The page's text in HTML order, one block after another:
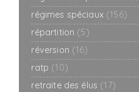
régimes spéciaux (156)
répartition (5)
réversion (16)
ratp (10)
retraite des élus (17)